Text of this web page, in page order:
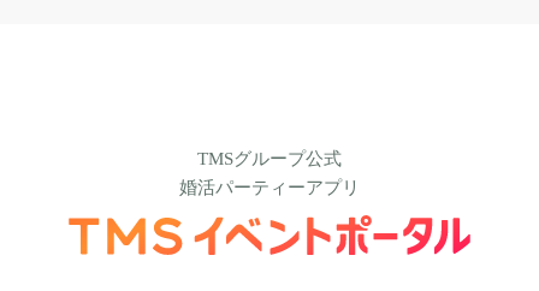
TMSグループ公式
婚活パーティーアプリ